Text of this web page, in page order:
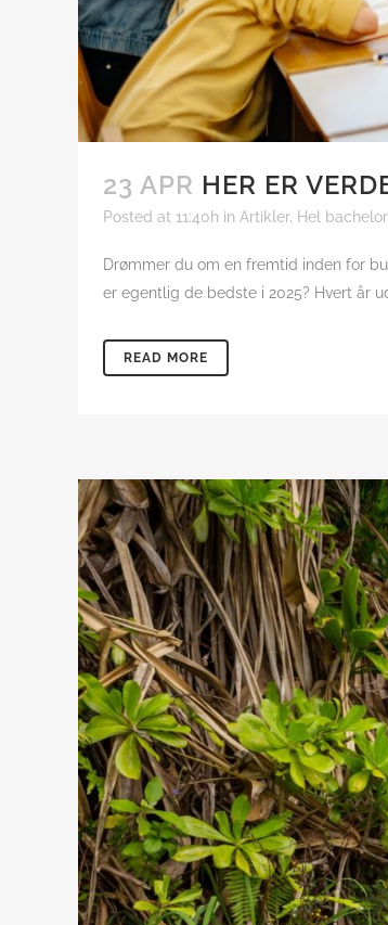
23 APR HER ER
Posted at 11:40h in Artikler, Hel bachelor,
Drømmer du om en fremtid inden for
er egentlig de bedste i 2025? Hvert år
READ MORE